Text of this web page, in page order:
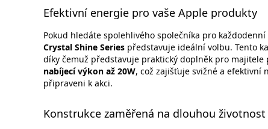
Efektivní energie pro vaše Apple produkty
Pokud hledáte spolehlivého společníka pro
Crystal Shine Series představuje ideální volbu. Tento
díky čemuž představuje praktický doplněk pro majitele
nabíjecí výkon až 20W, což zajišťuje svižné a
připraveni k akci.
Konstrukce zaměřená na dlouhou životnost